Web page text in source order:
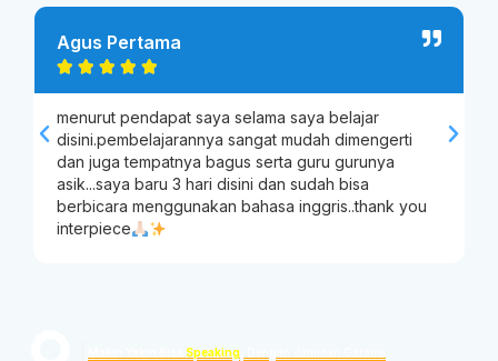
Agus Pertama
    
menurut pendapat saya selama saya belajar
disini.pembelajarannya sangat mudah dimengerti
dan juga tempatnya bagus serta guru gurunya
asik...saya baru 3 hari disini dan sudah bisa
berbicara menggunakan bahasa inggris..thank you
interpiece
Speaking